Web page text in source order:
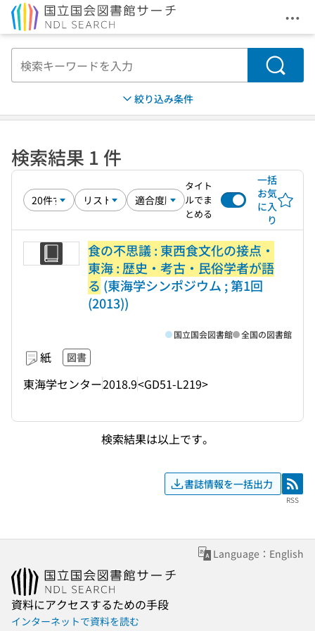
メ
検索
絞り込み条件
検索結果 1 件
タイト
ルでま
とめる
一括
お気
に入
り
食の不思議 : 東西食文化の接点・
東海 : 歴史・考古・民俗学者が語
る (東海学シンポジウム ; 第1回
(2013))
紙 図書
東海学センター2018.9<GD51-L219>
国立国会図書館 全国の図書館
検索結果は以上です。
書誌情報を一括出力 RSS
RSS
Language：English
資料にアクセスするための手段
インターネットで資料を読む